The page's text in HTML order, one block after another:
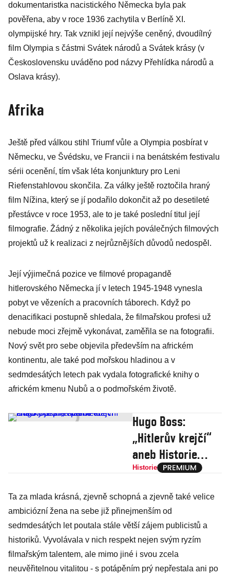
dokumentaristka nacistického Německa byla pak
pověřena, aby v roce 1936 zachytila v Berlíně XI.
olympijské hry. Tak vznikl její nejvýše ceněný, dvoudílný
film Olympia s částmi Svátek národů a Svátek krásy (v
Československu uváděno pod názvy Přehlídka národů a
Oslava krásy).
Afrika
Ještě před válkou stihl Triumf vůle a Olympia posbírat v
Německu, ve Švédsku, ve Francii i na benátském festivalu
sérii ocenění, tím však léta konjunktury pro Leni
Riefenstahlovou skončila. Za války ještě roztočila hraný
film Nížina, který se jí podařilo dokončit až po desetileté
přestávce v roce 1953, ale to je také poslední titul její
filmografie. Žádný z několika jejích poválečných filmových
projektů už k realizaci z nejrůznějších důvodů nedospěl.
Její výjimečná pozice ve filmové propagandě
hitlerovského Německa jí v letech 1945-1948 vynesla
pobyt ve vězeních a pracovních táborech. Když po
denacifikaci postupně shledala, že filmařskou profesi už
nebude moci zřejmě vykonávat, zaměřila se na fotografii.
Nový svět pro sebe objevila především na africkém
kontinentu, ale také pod mořskou hladinou a v
sedmdesátých letech pak vydala fotografické knihy o
africkém kmenu Nubů a o podmořském životě.
Hugo Boss:
„Hitlerův krejčí“
aneb Historie
slavné oděvní
přemetů
Historie
Ta za mlada krásná, zjevně schopná a zjevně také velice
ambiciózní žena na sebe již přinejmenším od
sedmdesátých let poutala stále větší zájem publicistů a
historiků. Vyvolávala v nich respekt nejen svým ryzím
filmařským talentem, ale mimo jiné i svou zcela
neuvěřitelnou vitalitou - s potápěním prý nepřestala ani po